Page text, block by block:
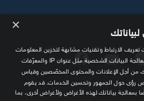
×
الارتباط وتقنيات مشابهة لتخزين المعلومات
على جهازك والوصول إليها ومعالجة البيانات الشخصية مثل عنوان IP والمعرّفات
من أجل الإعلانات والمحتوى المخصّصين وقياس
رؤى حول الجمهور وتحسين الخدمات. قد يقوم
بمعالجة بياناتك لهذه الأغراض ولأغراض أخرى، بما